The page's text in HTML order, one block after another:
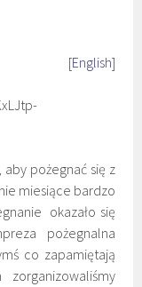
[English]
aby pożegnać się z
miesiące bardzo
okazało się
pożegnalna
co zapamiętają